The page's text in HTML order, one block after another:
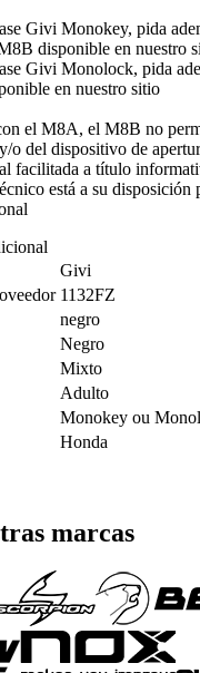
Givi Monokey, pida
disponible en nuestro
Givi Monolock, pida
en nuestro sitio
el M8A, el M8B no
o del dispositivo de
facilitada a título
está a su disposición
Givi
1132FZ
negro
Negro
Mixto
Adulto
Monokey ou
Honda
marcas